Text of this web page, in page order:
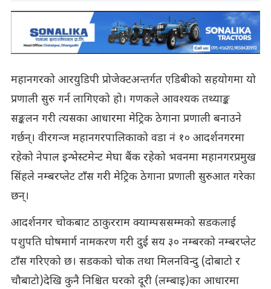
महानगरको आरयुडिपी प्रोजेक्टअन्तर्गत एडिबीको सहयोगमा यो
प्रणाली सुरु गर्न लागिएको हो। गणकले आवश्यक तथ्याङ्क
सङ्कलन गरी त्यसका आधारमा मेट्रिक ठेगाना प्रणाली बनाउने
गर्छन्। वीरगन्ज महानगरपालिकाको वडा नं १० आदर्शनगरमा
रहेको नेपाल इन्भेस्टमेन्ट मेघा बैंक रहेको भवनमा महानगरप्रमुख
सिंहले नम्बरप्लेट टाँस गरी मेट्रिक ठेगाना प्रणाली सुरुआत गरेका
छन्।
आदर्शनगर चोकबाट ठाकुरराम क्याम्पससम्मको सडकलाई
पशुपति घोषमार्ग नामकरण गरी दुई सय ३० नम्बरको नम्बरप्लेट
टाँस गरिएको छ। सडकको चोक तथा मिलनविन्दु (दोबाटो र
चौबाटो)देखि कुनै निश्चित घरको दूरी (लम्बाइ)का आधारमा